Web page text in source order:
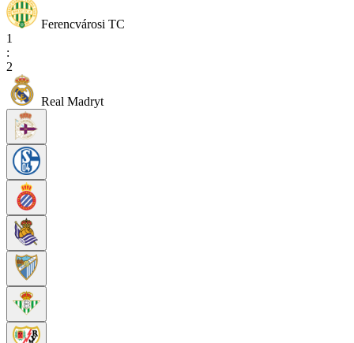
Ferencvárosi TC
1
:
2
Real Madryt